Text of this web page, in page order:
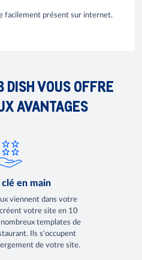
facilement présent sur internet.
VOUS OFFRE
AVANTAGES
en main
viennent dans votre
votre site en 10
templates de
Ils s'occupent
de votre site.